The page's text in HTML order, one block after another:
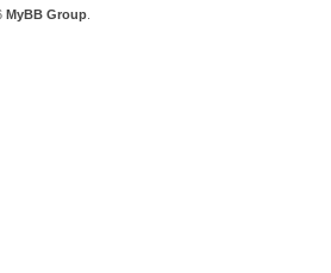
MyBB Group